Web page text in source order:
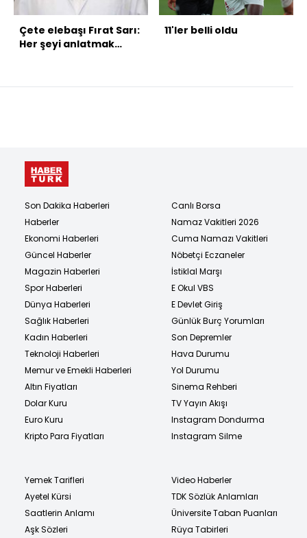
Çete elebaşı Fırat Sarı:
Her şeyi anlatmak
11'ler belli oldu
Son Dakika Haberleri
Haberler
Ekonomi Haberleri
Güncel Haberler
Magazin Haberleri
Spor Haberleri
Dünya Haberleri
Sağlık Haberleri
Kadın Haberleri
Teknoloji Haberleri
Memur ve Emekli Haberleri
Altın Fiyatları
Dolar Kuru
Euro Kuru
Kripto Para Fiyatları
Canlı Borsa
Namaz Vakitleri 2026
Cuma Namazı Vakitleri
Nöbetçi Eczaneler
İstiklal Marşı
E Okul VBS
E Devlet Giriş
Günlük Burç Yorumları
Son Depremler
Hava Durumu
Yol Durumu
Sinema Rehberi
TV Yayın Akışı
Instagram Dondurma
Instagram Silme
Yemek Tarifleri
Ayetel Kürsi
Saatlerin Anlamı
Aşk Sözleri
Video Haberler
TDK Sözlük Anlamları
Üniversite Taban Puanları
Rüya Tabirleri